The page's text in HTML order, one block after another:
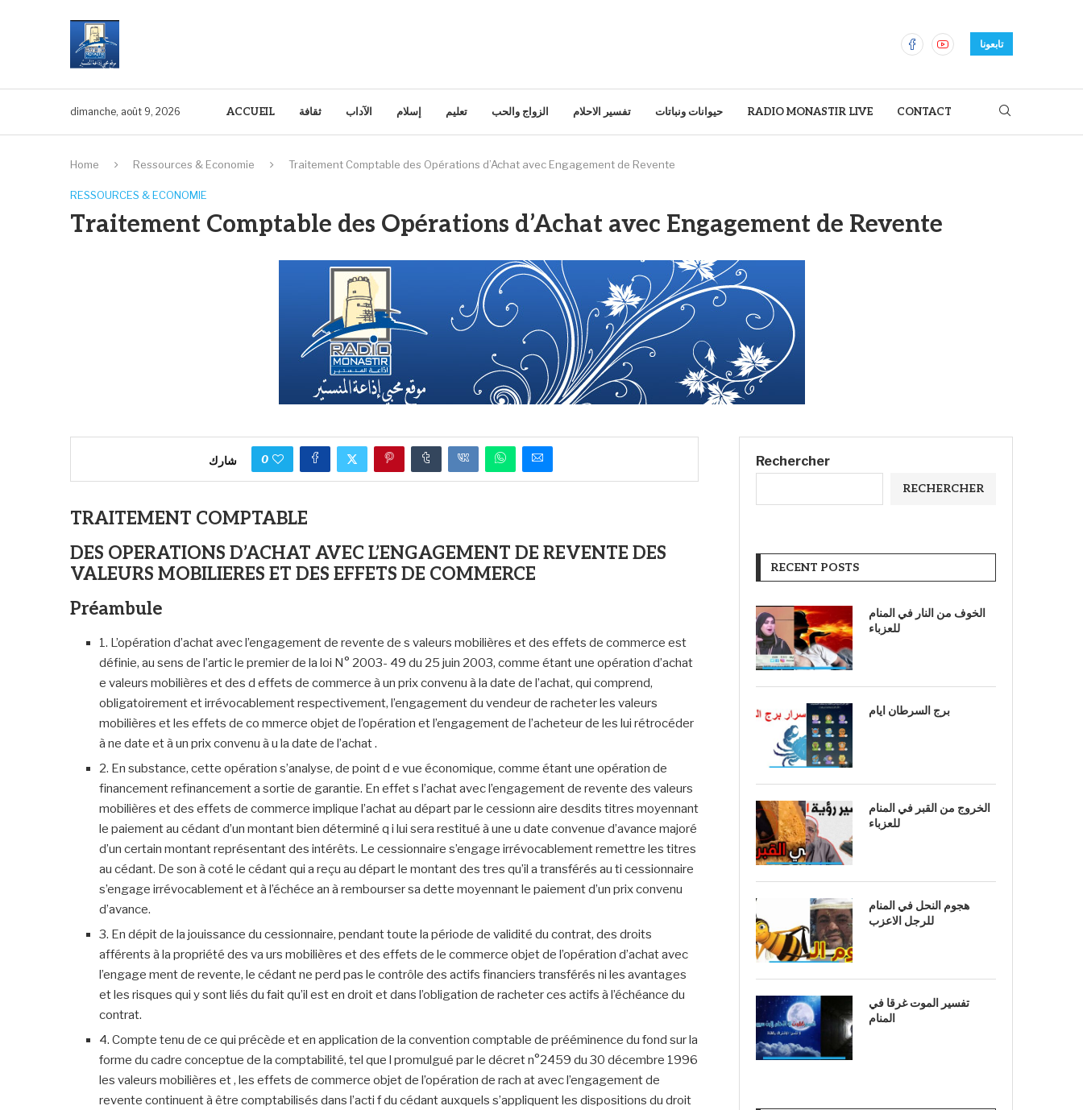
تابعونا
dimanche, août 9, 2026 ACCUEIL ثقافة الآداب إسلام تعليم الزواج والحب تفسير الاحلام حيوانات ونباتات RADIO MONASTIR LIVE CONTACT
Home Ressources & Economie Traitement Comptable des Opérations d’Achat avec Engagement de Revente
RESSOURCES & ECONOMIE
Traitement Comptable des Opérations d’Achat avec Engagement de Revente
شارك 0
TRAITEMENT COMPTABLE
DES OPERATIONS D’ACHAT AVEC L’ENGAGEMENT DE REVENTE DES
VALEURS MOBILIERES ET DES EFFETS DE COMMERCE
Préambule
1. L’opération d’achat avec l’engagement de revente de s valeurs mobilières et des effets de commerce est
définie, au sens de l’artic le premier de la loi N° 2003- 49 du 25 juin 2003, comme étant une opération d’achat
e valeurs mobilières et des d effets de commerce à un prix convenu à la date de l’achat, qui comprend,
obligatoirement et irrévocablement respectivement, l’engagement du vendeur de racheter les valeurs
mobilières et les effets de co mmerce objet de l’opération et l’engagement de l’acheteur de les lui rétrocéder
à ne date et à un prix convenu à u la date de l’achat .
2. En substance, cette opération s’analyse, de point d e vue économique, comme étant une opération de
financement refinancement a sortie de garantie. En effet s l’achat avec l’engagement de revente des valeurs
mobilières et des effets de commerce implique l’achat au départ par le cessionn aire desdits titres moyennant
le paiement au cédant d’un montant bien déterminé q i lui sera restitué à une u date convenue d’avance majoré
d’un certain montant représentant des intérêts. Le cessionnaire s’engage irrévocablement remettre les titres
au cédant. De son à coté le cédant qui a reçu au départ le montant des tres qu’il a transférés au ti cessionnaire
s’engage irrévocablement et à l’échéce an à rembourser sa dette moyennant le paiement d’un prix convenu
d’avance.
3. En dépit de la jouissance du cessionnaire, pendant toute la période de validité du contrat, des droits
afférents à la propriété des va urs mobilières et des effets de le commerce objet de l’opération d’achat avec
l’engage ment de revente, le cédant ne perd pas le contrôle des actifs financiers transférés ni les avantages
et les risques qui y sont liés du fait qu’il est en droit et dans l’obligation de racheter ces actifs à l’échéance du
contrat.
4. Compte tenu de ce qui précède et en application de la convention comptable de prééminence du fond sur la
forme du cadre conceptue de la comptabilité, tel que l promulgué par le décret n°2459 du 30 décembre 1996
les valeurs mobilières et , les effets de commerce objet de l’opération de rach at avec l’engagement de
revente continuent à être comptabilisés dans l’acti f du cédant auxquels s’appliquent les dispositions du droit
Rechercher
RECHERCHER
RECENT POSTS
الخوف من النار في المنام
للعزباء
برج السرطان ايام
الخروج من القبر في المنام
للعزباء
هجوم النحل في المنام
للرجل الاعزب
تفسير الموت غرقا في
المنام